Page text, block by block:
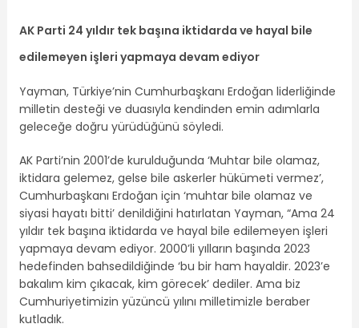
AK Parti 24 yıldır tek başına iktidarda ve hayal bile
edilemeyen işleri yapmaya devam ediyor
Yayman, Türkiye’nin Cumhurbaşkanı Erdoğan liderliğinde
milletin desteği ve duasıyla kendinden emin adımlarla
geleceğe doğru yürüdüğünü söyledi.
AK Parti’nin 2001’de kurulduğunda ‘Muhtar bile olamaz,
iktidara gelemez, gelse bile askerler hükümeti vermez’,
Cumhurbaşkanı Erdoğan için ‘muhtar bile olamaz ve
siyasi hayatı bitti’ denildiğini hatırlatan Yayman, “Ama 24
yıldır tek başına iktidarda ve hayal bile edilemeyen işleri
yapmaya devam ediyor. 2000’li yılların başında 2023
hedefinden bahsedildiğinde ‘bu bir ham hayaldir. 2023’e
bakalım kim çıkacak, kim görecek’ dediler. Ama biz
Cumhuriyetimizin yüzüncü yılını milletimizle beraber
kutladık.